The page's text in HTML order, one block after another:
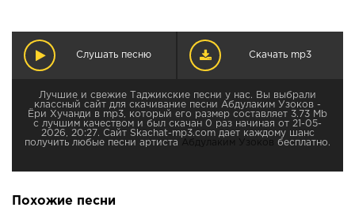
Слушать песню Скачать mp3
Лучшие и свежие Таджикские песни у нас. Вы выбрали
классный сайт для скачивание песни Абдулаким Узоков -
Ёри Хучанди в mp3, который его размер составляет 3.73 Mb
с лучшим качеством и был скачан 0 раз начиная от 21-05-
2026, 20:27. Сайт Skachat-mp3.com дает каждому шанс
получить любые песни артиста
Абдулаким Узоков бесплатно.
Похожие песни